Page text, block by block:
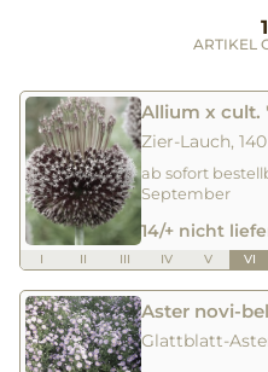
ARTIKEL
Allium x cult.
Zier-Lauch,
ab sofort
September
14/+ nicht
I II III IV V VI
Aster novi-
Glattblatt-